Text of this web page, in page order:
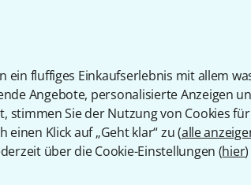
ein fluffiges Einkaufserlebnis mit allem
Angebote, personalisierte Anzeigen
stimmen Sie der Nutzung von Cookies
Klick auf „Geht klar“ zu (alle
über die Cookie-Einstellungen (hier
800
High Tension
lieferbar